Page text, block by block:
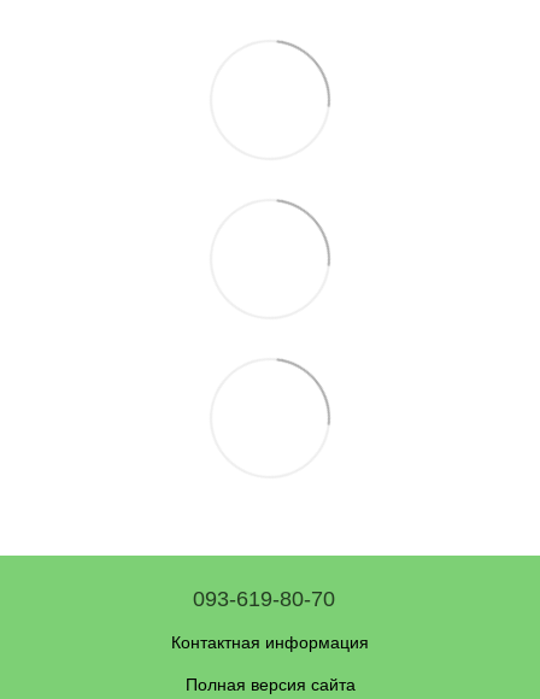
093-619-80-70
Контактная информация
Полная версия сайта